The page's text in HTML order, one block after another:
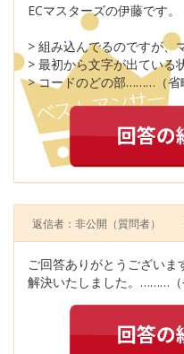
ECマスターズの伊藤です。
> 組み込んでるのですが、
> 最初から文字が出ている
> コードのどの部………（
返信者：非公開 （質問者）
ご回答ありがとうございま
解決いたしました。………